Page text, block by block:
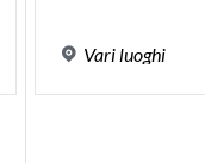
Vari luoghi